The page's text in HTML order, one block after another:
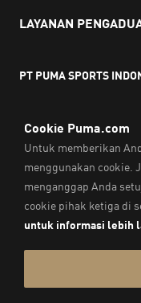
LAYANAN
PT PUMA SPORTS
Email:
Telepon:
+622130942720
DIREKTORAT
TERTIB NIAGA
KEMENTERIAN
REPUBLIK